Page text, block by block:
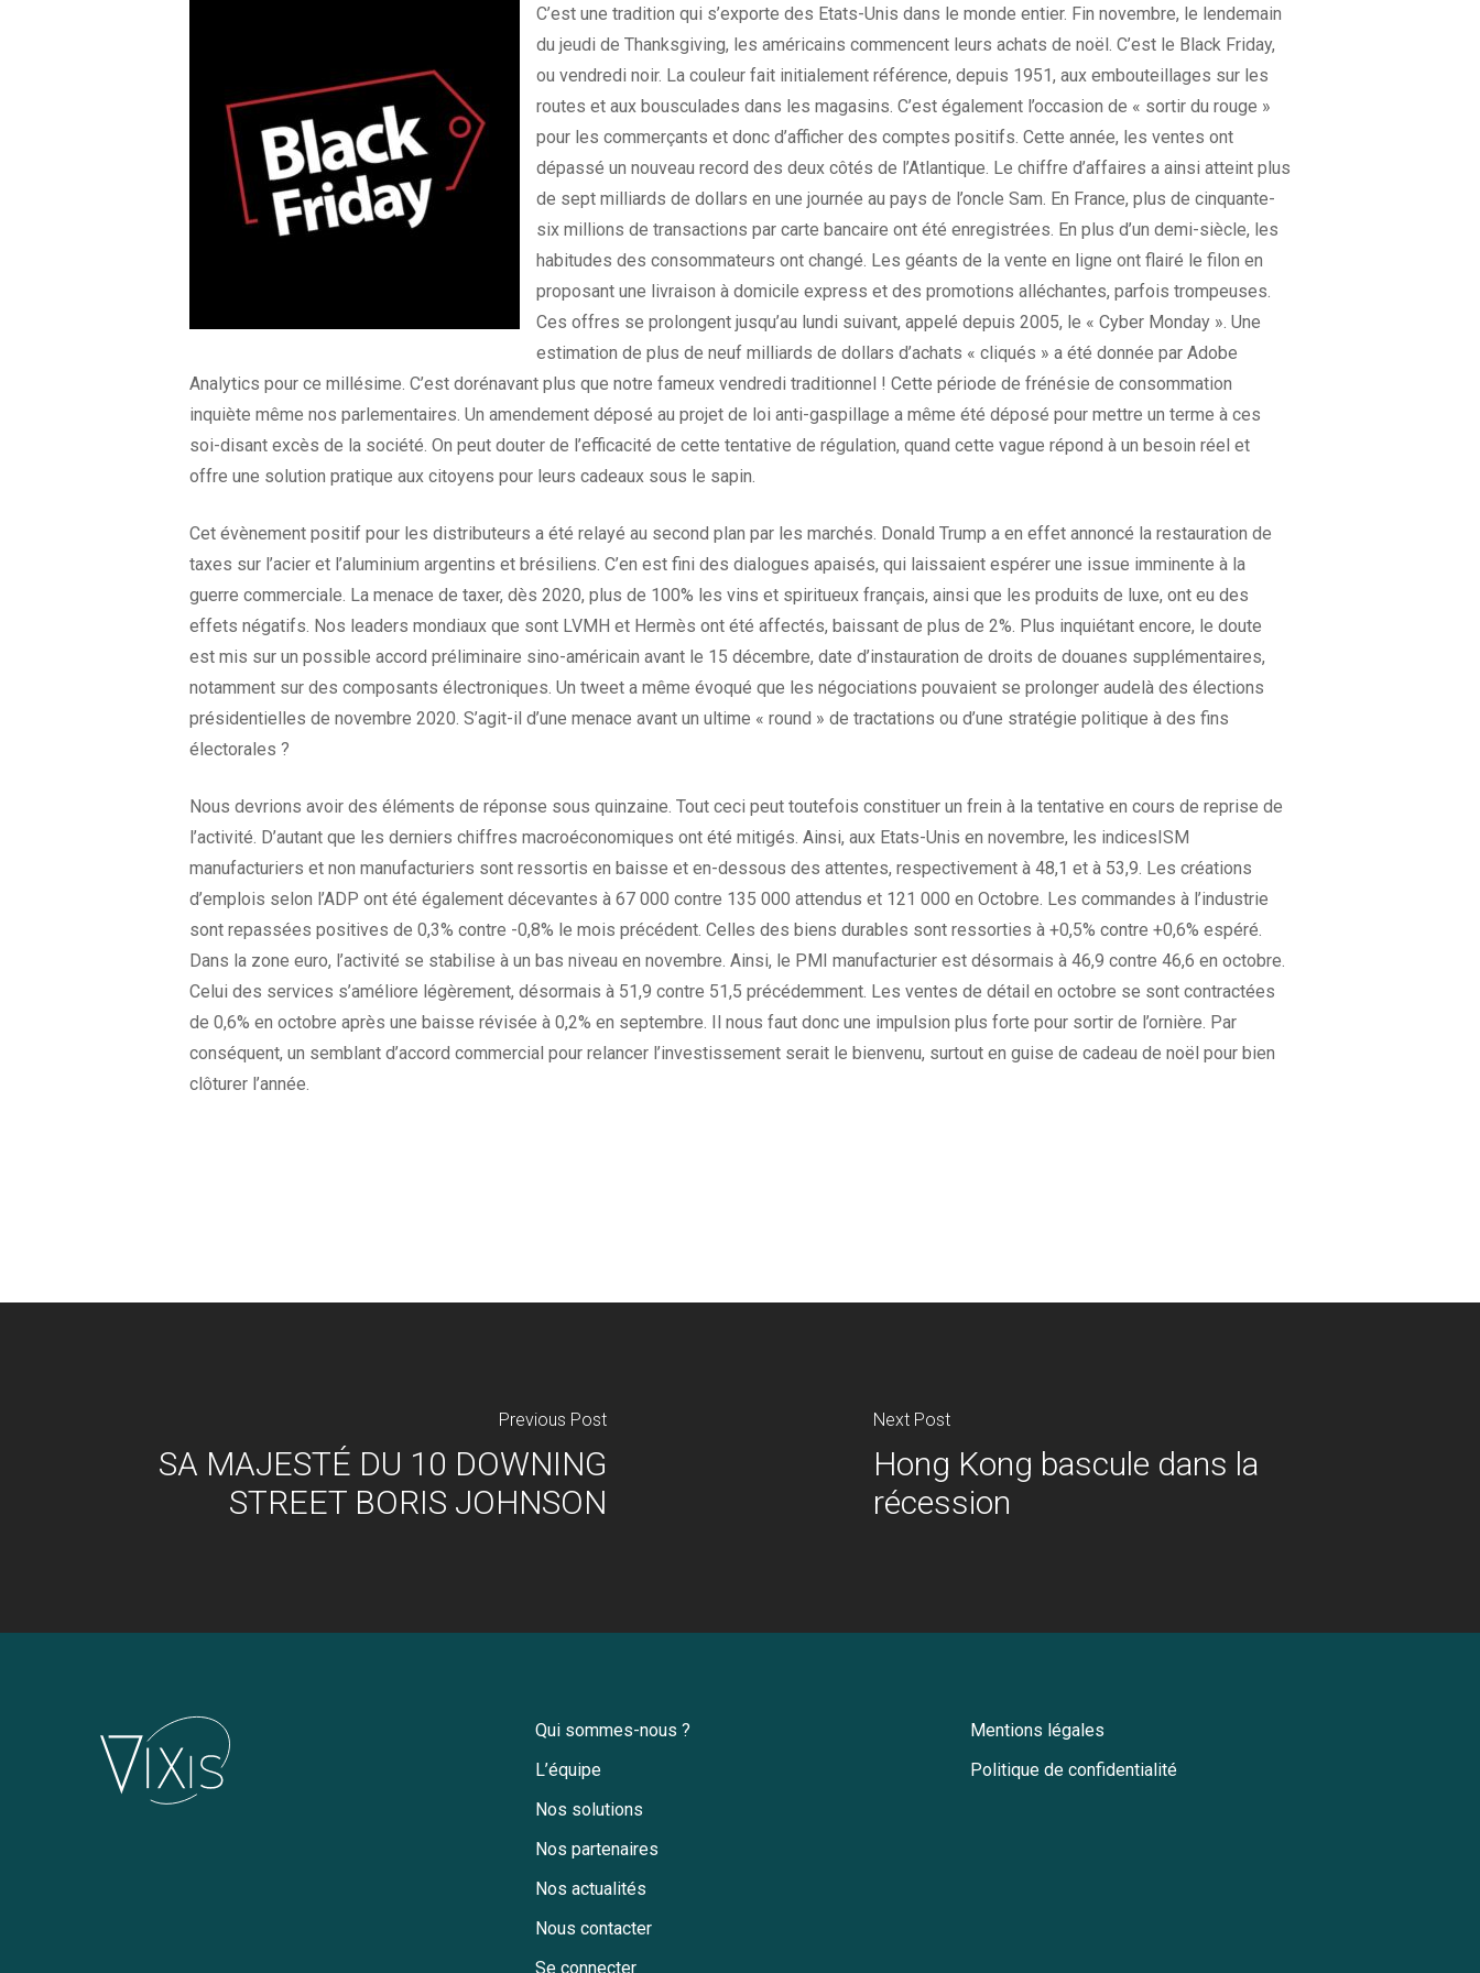
C’est une tradition qui s’exporte des Etats-Unis dans le monde entier. Fin novembre, le lendemain
du jeudi de Thanksgiving, les américains commencent leurs achats de noël. C’est le Black Friday,
ou vendredi noir. La couleur fait initialement référence, depuis 1951, aux embouteillages sur les
routes et aux bousculades dans les magasins. C’est également l’occasion de « sortir du rouge »
pour les commerçants et donc d’afficher des comptes positifs. Cette année, les ventes ont
dépassé un nouveau record des deux côtés de l’Atlantique. Le chiffre d’affaires a ainsi atteint plus
de sept milliards de dollars en une journée au pays de l’oncle Sam. En France, plus de cinquante-
six millions de transactions par carte bancaire ont été enregistrées. En plus d’un demi-siècle, les
habitudes des consommateurs ont changé. Les géants de la vente en ligne ont flairé le filon en
proposant une livraison à domicile express et des promotions alléchantes, parfois trompeuses.
Ces offres se prolongent jusqu’au lundi suivant, appelé depuis 2005, le « Cyber Monday ». Une
estimation de plus de neuf milliards de dollars d’achats « cliqués » a été donnée par Adobe
Analytics pour ce millésime. C’est dorénavant plus que notre fameux vendredi traditionnel ! Cette période de frénésie de consommation
inquiète même nos parlementaires. Un amendement déposé au projet de loi anti-gaspillage a même été déposé pour mettre un terme à ces
soi-disant excès de la société. On peut douter de l’efficacité de cette tentative de régulation, quand cette vague répond à un besoin réel et
offre une solution pratique aux citoyens pour leurs cadeaux sous le sapin.
Cet évènement positif pour les distributeurs a été relayé au second plan par les marchés. Donald Trump a en effet annoncé la restauration de
taxes sur l’acier et l’aluminium argentins et brésiliens. C’en est fini des dialogues apaisés, qui laissaient espérer une issue imminente à la
guerre commerciale. La menace de taxer, dès 2020, plus de 100% les vins et spiritueux français, ainsi que les produits de luxe, ont eu des
effets négatifs. Nos leaders mondiaux que sont LVMH et Hermès ont été affectés, baissant de plus de 2%. Plus inquiétant encore, le doute
est mis sur un possible accord préliminaire sino-américain avant le 15 décembre, date d’instauration de droits de douanes supplémentaires,
notamment sur des composants électroniques. Un tweet a même évoqué que les négociations pouvaient se prolonger audelà des élections
présidentielles de novembre 2020. S’agit-il d’une menace avant un ultime « round » de tractations ou d’une stratégie politique à des fins
électorales ?
Nous devrions avoir des éléments de réponse sous quinzaine. Tout ceci peut toutefois constituer un frein à la tentative en cours de reprise de
l’activité. D’autant que les derniers chiffres macroéconomiques ont été mitigés. Ainsi, aux Etats-Unis en novembre, les indicesISM
manufacturiers et non manufacturiers sont ressortis en baisse et en-dessous des attentes, respectivement à 48,1 et à 53,9. Les créations
d’emplois selon l’ADP ont été également décevantes à 67 000 contre 135 000 attendus et 121 000 en Octobre. Les commandes à l’industrie
sont repassées positives de 0,3% contre -0,8% le mois précédent. Celles des biens durables sont ressorties à +0,5% contre +0,6% espéré.
Dans la zone euro, l’activité se stabilise à un bas niveau en novembre. Ainsi, le PMI manufacturier est désormais à 46,9 contre 46,6 en octobre.
Celui des services s’améliore légèrement, désormais à 51,9 contre 51,5 précédemment. Les ventes de détail en octobre se sont contractées
de 0,6% en octobre après une baisse révisée à 0,2% en septembre. Il nous faut donc une impulsion plus forte pour sortir de l’ornière. Par
conséquent, un semblant d’accord commercial pour relancer l’investissement serait le bienvenu, surtout en guise de cadeau de noël pour bien
clôturer l’année.
Previous Post
SA MAJESTÉ DU 10 DOWNING
STREET BORIS JOHNSON
Next Post
Hong Kong bascule dans la
récession
Qui sommes-nous ?
L’équipe
Nos solutions
Nos partenaires
Nos actualités
Nous contacter
Se connecter
Mentions légales
Politique de confidentialité